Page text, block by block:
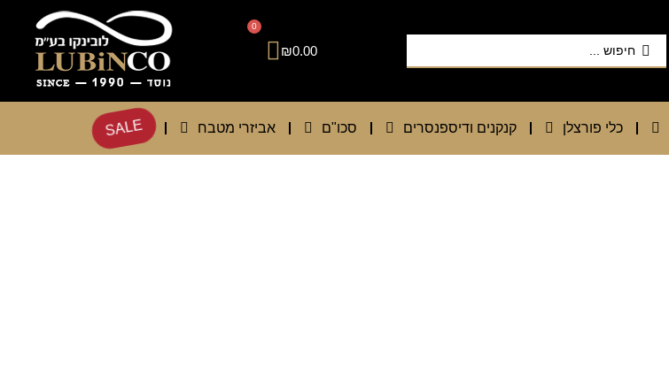
₪0.00
0
כלי פורצלן קנקנים ודיספנסרים סכו"ם אביזרי מטבח SALE